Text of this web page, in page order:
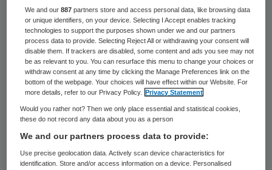
helpen, kost de maatschappij ongeveer 3
miljard euro per jaar. Klinisch psycholoog
Lyonne Zonneveld denkt dat deze kosten
flink omlaag kunnen met behulp van een
cursus waar deze patiënten leren omgaan
met de gevolgen van hun klachten.
Onbegrepen ziekten
We and our887 partners store and access personal data, like browsing data
or unique identifiers, on your device. Selecting I Accept enables tracking
technologies to support the purposes shown under we and our partners
process data to provide. Selecting Reject All or withdrawing your consent will
disable them. If trackers are disabled, some content and ads you see may not
be as relevant to you. You can resurface this menu to change your choices or
withdraw consent at any time by clicking the Manage Preferences link on the
bottom of the webpage. Your choices will have effect within our Website. For
more details, refer to our Privacy Policy.
Privacy Statement
Would you rather not? Then we only place essential and statistical cookies,
these do not record any data about you as a person
We and our partners process data to provide:
Use precise geolocation data. Actively scan device characteristics for
identification. Store and/or access information on a device. Personalised